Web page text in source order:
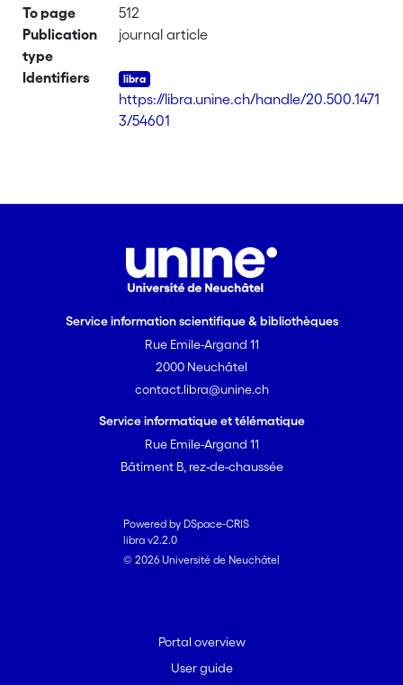
To page
512
Publication
type
journal article
Identifiers
https://libra.unine.ch/handle/20.500.1471
3/54601
Service information scientifique & bibliothèques
Rue Emile-Argand 11
2000 Neuchâtel
contact.libra@unine.ch
Service informatique et télématique
Rue Emile-Argand 11
Bâtiment B, rez-de-chaussée
Powered by DSpace-CRIS
libra v2.2.0
© 2026 Université de Neuchâtel
Portal overview
User guide